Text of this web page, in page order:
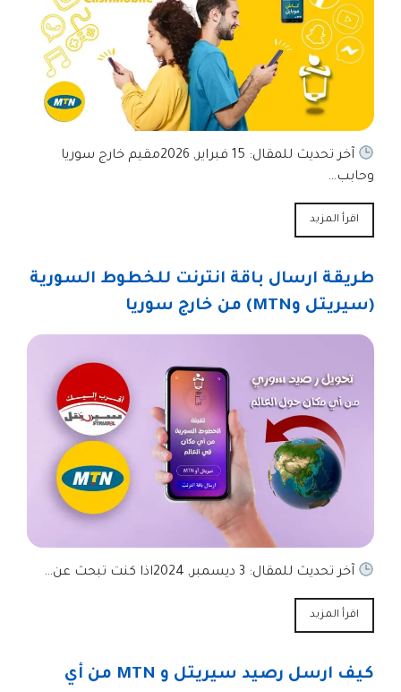
آخر تحديث للمقال: 15 فبراير, 2026مقيم خارج سوريا
وحابب…
اقرأ المزيد
طريقة ارسال باقة انترنت للخطوط السورية
(سيريتل وMTN) من خارج سوريا
آخر تحديث للمقال: 3 ديسمبر, 2024اذا كنت تبحث عن…
اقرأ المزيد
كيف ارسل رصيد سيريتل و MTN من أي